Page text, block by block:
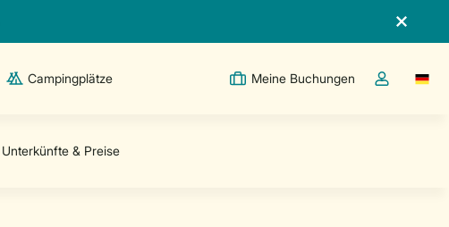
Campingplätze Meine Buchungen
Dropdown-